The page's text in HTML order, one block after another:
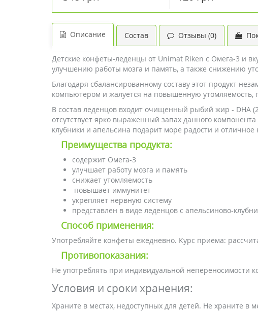
Описание Состав Отзывы (0)
Детские конфеты-леденцы от Unimat Riken с Омега-3 и
улучшению работы мозга и память, а также снижению
Благодаря сбалансированному составу этот продукт
компьютером и жалуется на повышенную утомляемость,
В состав леденцов входит очищенный рыбий жир - DHA
отсутствует ярко выраженный запах данного
клубники и апельсина подарит море радости и отличное
Преимущества продукта:
содержит Омега-3
улучшает работу мозга и память
снижает утомляемость
повышает иммунитет
укрепляет нервную систему
представлен в виде леденцов с апельсиново-
Способ применения:
Употребляйте конфеты ежедневно. Курс приема:
Противопоказания:
Не употреблять при индивидуальной непереносимости
Условия и сроки хранения:
Храните в местах, недоступных для детей. Не храните